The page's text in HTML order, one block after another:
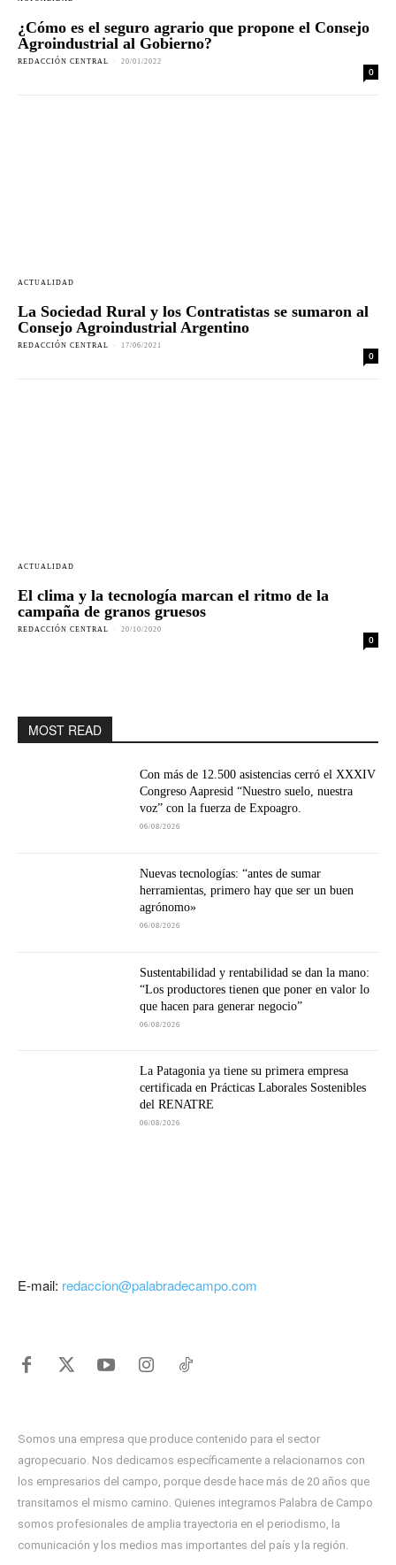
¿Cómo es el seguro agrario que propone el Consejo
Agroindustrial al Gobierno?
REDACCIÓN CENTRAL - 20/01/2022
0
ACTUALIDAD
La Sociedad Rural y los Contratistas se sumaron al
Consejo Agroindustrial Argentino
REDACCIÓN CENTRAL - 17/06/2021
0
ACTUALIDAD
El clima y la tecnología marcan el ritmo de la
campaña de granos gruesos
REDACCIÓN CENTRAL - 20/10/2020
0
MOST READ
Con más de 12.500 asistencias cerró el XXXIV
Congreso Aapresid “Nuestro suelo, nuestra
voz” con la fuerza de Expoagro.
06/08/2026
Nuevas tecnologías: “antes de sumar
herramientas, primero hay que ser un buen
agrónomo»
06/08/2026
Sustentabilidad y rentabilidad se dan la mano:
“Los productores tienen que poner en valor lo
que hacen para generar negocio”
06/08/2026
La Patagonia ya tiene su primera empresa
certificada en Prácticas Laborales Sostenibles
del RENATRE
06/08/2026
E-mail: redaccion@palabradecampo.com
Somos una empresa que produce contenido para el sector
agropecuario. Nos dedicamos específicamente a relacionarnos con
los empresarios del campo, porque desde hace más de 20 años que
transitamos el mismo camino. Quienes integramos Palabra de Campo
somos profesionales de amplia trayectoria en el periodismo, la
comunicación y los medios mas importantes del país y la región.